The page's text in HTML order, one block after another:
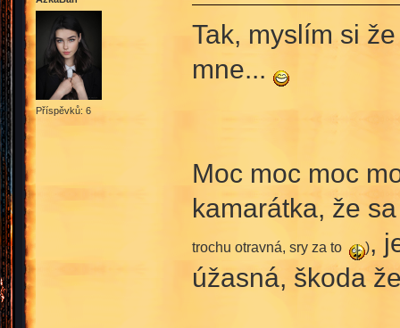
Příspěvků: 6
Tak, myslím si
mne...
Moc moc moc
kamarátka, že
trochu otravná, sry za to ),
úžasná, škoda